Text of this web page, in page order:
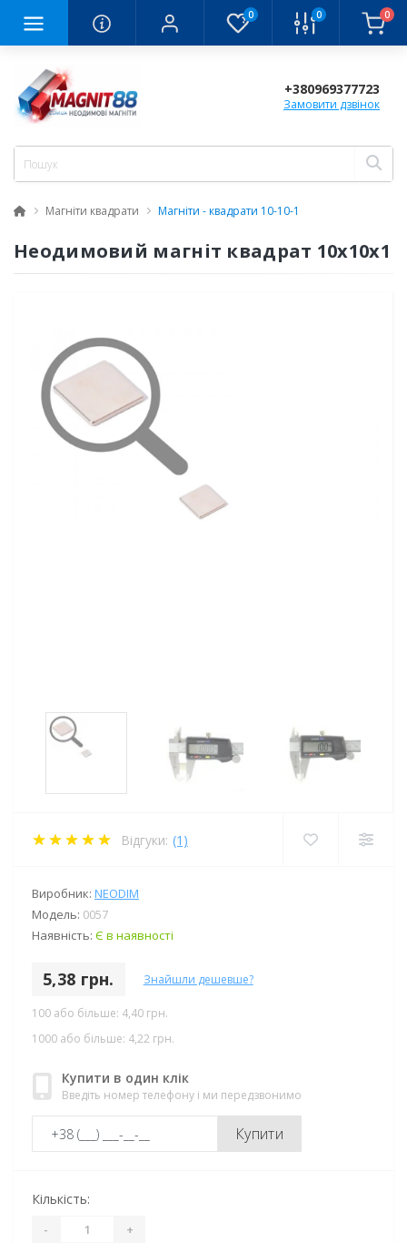
0 0 0
+380969377723
Замовити дзвінок
Магніти квадрати Магніти - квадрати 10-10-1
Неодимовий магніт квадрат 10х10х1
Відгуки: (1)
Виробник: NEODIM
Модель: 0057
Наявність: Є в наявності
5,38 грн. Знайшли дешевше?
100 або більше: 4,40 грн.
1000 або більше: 4,22 грн.
Купити в один клік
Введіть номер телефону і ми передзвонимо
Купити
Кількість:
- +